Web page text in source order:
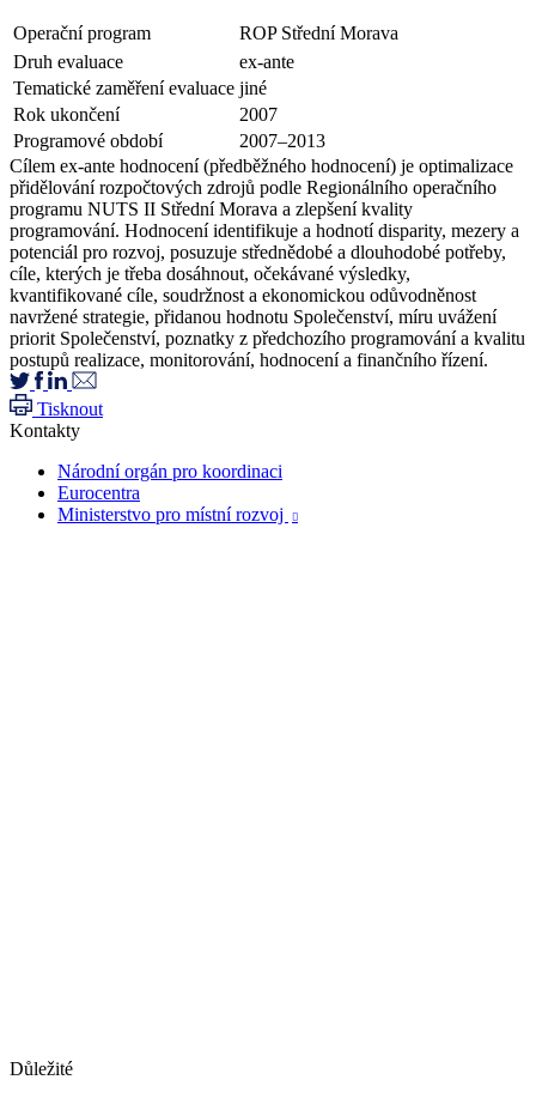
Operační program
ROP Střední Morava
Druh evaluace
ex-ante
Tematické zaměření evaluace jiné
Rok ukončení
2007
Programové období
2007–2013
Cílem ex-ante hodnocení (předběžného hodnocení) je optimalizace
přidělování rozpočtových zdrojů podle Regionálního operačního
programu NUTS II Střední Morava a zlepšení kvality
programování. Hodnocení identifikuje a hodnotí disparity, mezery a
potenciál pro rozvoj, posuzuje střednědobé a dlouhodobé potřeby,
cíle, kterých je třeba dosáhnout, očekávané výsledky,
kvantifikované cíle, soudržnost a ekonomickou odůvodněnost
navržené strategie, přidanou hodnotu Společenství, míru uvážení
priorit Společenství, poznatky z předchozího programování a kvalitu
postupů realizace, monitorování, hodnocení a finančního řízení.
Tisknout
Kontakty
Národní orgán pro koordinaci
Eurocentra
Ministerstvo pro místní rozvoj

Důležité